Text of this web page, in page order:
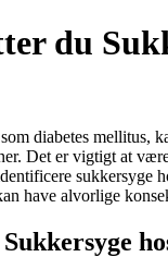
du
diabetes mellitus,
Det er vigtigt at
sukkersyge
have alvorlige